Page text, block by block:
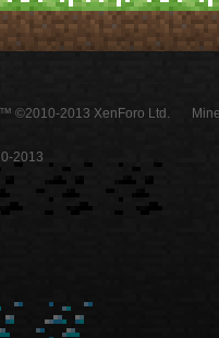
©2010-2013 XenForo Ltd.
2013